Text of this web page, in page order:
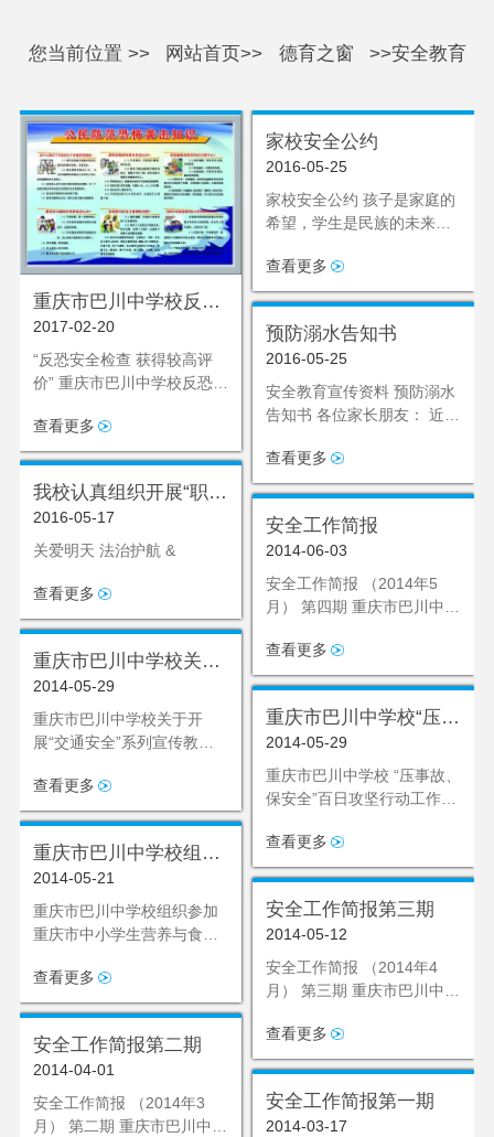
您当前位置 >> 网站首页>> 德育之窗 >>安全教育
重庆市巴川中学校反恐
怖防范安全检查工作简
报
2017-02-20
“反恐安全检查 获得较高评
价” 重庆市巴川中学校反恐怖
查看更多
家校安全公约
2016-05-25
家校安全公约 孩子是家庭的
希望，学生是民族的未来。
家校双方共同的责任，根据
《中华
查看更多
预防溺水告知书
2016-05-25
安全教育宣传资料 预防溺水
告知书 各位家长朋友： 近年
导致中小学
查看更多
我校认真组织开展“职教
中心杯”法治安全知识竞
赛活动
2016-05-17
关爱明天 法治护航 ­­­­­­­&
查看更多
安全工作简报
2014-06-03
安全工作简报 （2014年5
月） 第四期 重庆市巴川中学
查看更多
重庆市巴川中学校关于
开展“交通安全”系列宣
传教育活动的活动总结
2014-05-29
重庆市巴川中学校关于开
展“交通安全”系列宣传教育
交通行
查看更多
重庆市巴川中学校“压事
故、保安全”百日攻坚行
动工作方案
2014-05-29
重庆市巴川中学校 “压事故、
保安全”百日攻坚行动工作方
查看更多
重庆市巴川中学校组织
参加重庆市中小学生营
养与食品卫生安全知识
竞赛活动总结
2014-05-21
重庆市巴川中学校组织参加
重庆市中小学生营养与食品
为切实加
查看更多
安全工作简报第三期
2014-05-12
安全工作简报 （2014年4
月） 第三期 重庆市巴川中学
查看更多
安全工作简报第二期
2014-04-01
安全工作简报 （2014年3
月） 第二期 重庆市巴川中学
安全工作简报第一期
2014-03-17